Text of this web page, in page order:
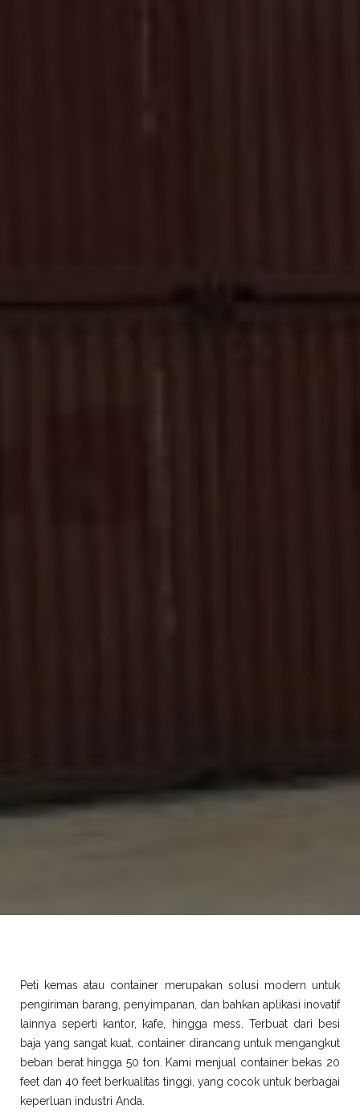
Peti kemas atau container merupakan solusi modern untuk
pengiriman barang, penyimpanan, dan bahkan aplikasi inovatif
lainnya seperti kantor, kafe, hingga mess. Terbuat dari besi
baja yang sangat kuat, container dirancang untuk mengangkut
beban berat hingga 50 ton. Kami menjual container bekas 20
feet dan 40 feet berkualitas tinggi, yang cocok untuk berbagai
keperluan industri Anda.